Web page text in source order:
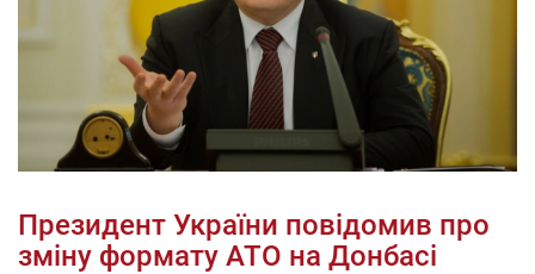
Президент України повідомив про
зміну формату АТО на Донбасі